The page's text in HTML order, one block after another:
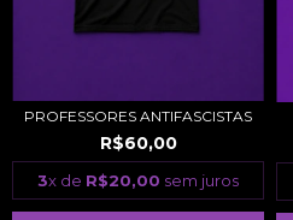
PROFESSORES ANTIFASCISTAS
R$60,00
3x de R$20,00 sem juros